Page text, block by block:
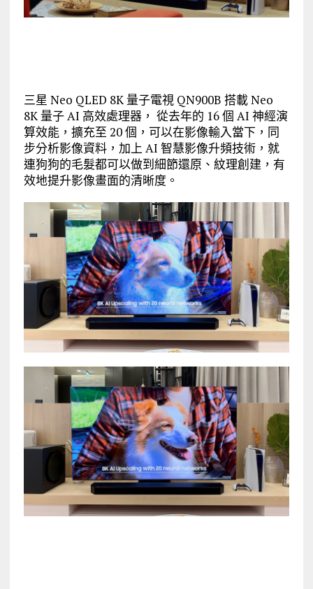
三星 Neo QLED 8K 量子電視 QN900B 搭載 Neo
8K 量子 AI 高效處理器， 從去年的 16 個 AI 神經演
算效能，擴充至 20 個，可以在影像輸入當下，同
步分析影像資料，加上 AI 智慧影像升頻技術，就
連狗狗的毛髮都可以做到細節還原、紋理創建，有
效地提升影像畫面的清晰度。